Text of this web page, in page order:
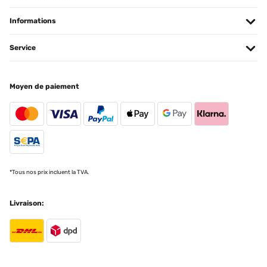
Traduire
Cet espace de jardin présente des finitions correctes.Le modèle
installé fait 1800x900x600.L'emballage carton correct de
930x665x60 (mm) et peut se porter aisément.Quelques fines
bavures résultant des découpes sont perceptibles, sans danger
particulier en utilisant des gants pour le montage.Placer les
grand repli en bas) ou neutralisées par l'assemblage (zone contact
de 6/10ème conviennent et présentent une durabilité
convient parfaitement à cet usage sans risque de rupture au
serrage manuel.J'ai ajouté une tige filetée M6 pour limiter la
déformation au milieu des longueurs des bacs. Cette précaution
Informations
Service
Moyen de paiement
*Tous nos prix incluent la TVA.
Livraison: